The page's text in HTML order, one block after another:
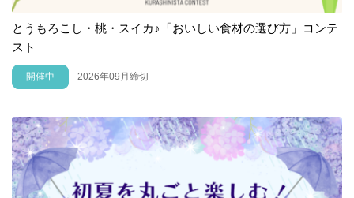
とうもろこし・桃・スイカ♪「おいしい食材の選び方」コンテ
スト
開催中 2026年09月締切